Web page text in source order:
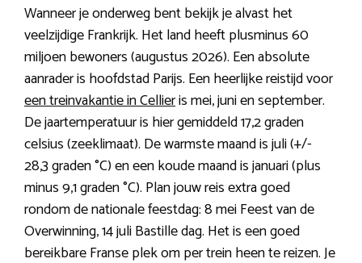
Wanneer je onderweg bent bekijk je alvast het
veelzijdige Frankrijk. Het land heeft plusminus 60
miljoen bewoners (augustus 2026). Een absolute
aanrader is hoofdstad Parijs. Een heerlijke reistijd voor
een treinvakantie in Cellieris mei, juni en september.
De jaartemperatuur is hier gemiddeld 17,2 graden
celsius (zeeklimaat). De warmste maand is juli (+/-
28,3 graden °C) en een koude maand is januari (plus
minus 9,1 graden °C). Plan jouw reis extra goed
rondom de nationale feestdag: 8 mei Feest van de
Overwinning, 14 juli Bastille dag. Het is een goed
bereikbare Franse plek om per trein heen te reizen. Je